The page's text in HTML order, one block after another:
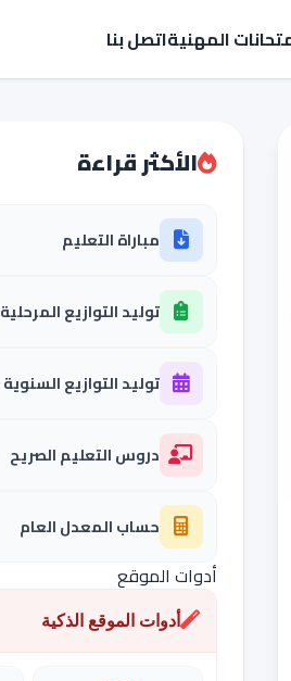
المهنيةاتصل بنا
الأكثر قراءة
مباراة التعليم
توليد التوازيع المرحلية
توليد التوازيع السنوية
دروس التعليم الصريح
حساب المعدل العام
أدوات الموقع
أدوات الموقع الذكية